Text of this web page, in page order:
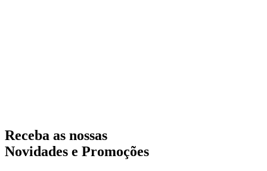
Receba as nossas
Novidades e Promoções